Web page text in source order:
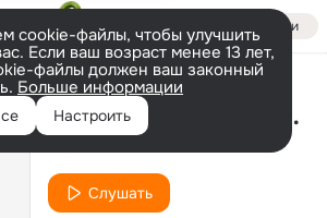
Войти
cookie-файлы, чтобы улучшить
Если ваш возраст менее 13 лет,
файлы должен ваш законный
Больше информации
Настроить I Just Don't Care To Dance
Слушать